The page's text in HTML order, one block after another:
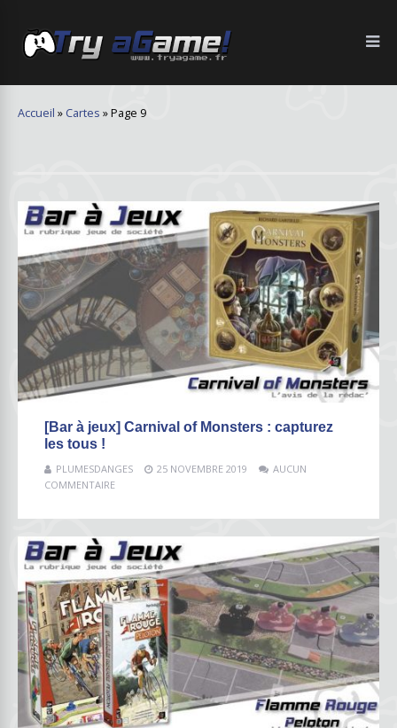
Accueil » Cartes »Page 9
[Bar à jeux] Carnival of Monsters : capturez
les tous !
PLUMESDANGES 25 NOVEMBRE 2019
AUCUN
COMMENTAIRE